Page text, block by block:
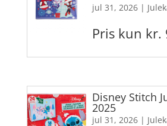
jul 31, 2026|
Pris kun kr.
Disney Stitch
2025
jul 31, 2026|